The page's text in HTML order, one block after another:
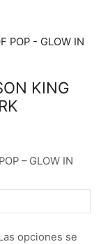
KING
– GLOW IN
opciones se